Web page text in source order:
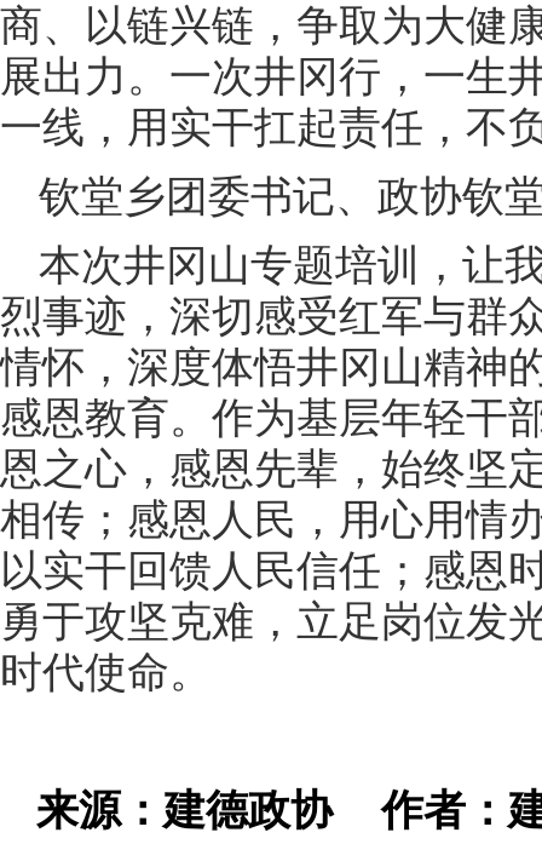
商、以链兴链，争取为大健
展出力。一次井冈行，一生
一线，用实干扛起责任，不
钦堂乡团委书记、政协钦
本次井冈山专题培训，让
烈事迹，深切感受红军与群
情怀，深度体悟井冈山精神
感恩教育。作为基层年轻干
恩之心，感恩先辈，始终坚
相传；感恩人民，用心用情
以实干回馈人民信任；感恩
勇于攻坚克难，立足岗位发
时代使命。
来源：建德政协作者：